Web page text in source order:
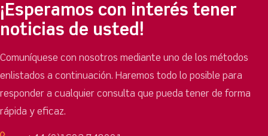
¡Esperamos con interés tener
noticias de usted!
Comuníquese con nosotros mediante uno de los métodos
enlistados a continuación. Haremos todo lo posible para
responder a cualquier consulta que pueda tener de forma
rápida y eficaz.